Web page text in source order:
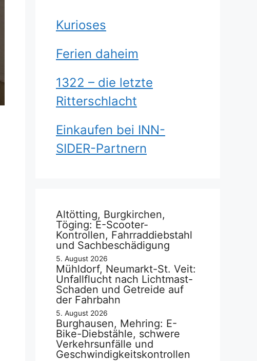
Kurioses
Ferien daheim
1322 – die letzte
Ritterschlacht
Einkaufen bei INN-
SIDER-Partnern
Altötting, Burgkirchen,
Töging: E-Scooter-
Kontrollen, Fahrraddiebstahl
und Sachbeschädigung
5. August 2026
Mühldorf, Neumarkt-St. Veit:
Unfallflucht nach Lichtmast-
Schaden und Getreide auf
der Fahrbahn
5. August 2026
Burghausen, Mehring: E-
Bike-Diebstähle, schwere
Verkehrsunfälle und
Geschwindigkeitskontrollen